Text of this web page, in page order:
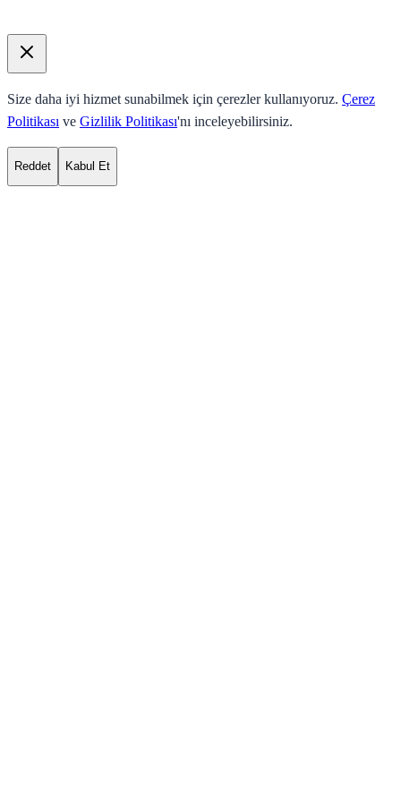
Size daha iyi hizmet sunabilmek için çerezler kullanıyoruz. Çerez
Politikası ve Gizlilik Politikası'nı inceleyebilirsiniz.
Reddet Kabul Et